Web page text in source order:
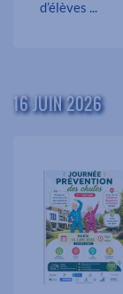
d’élèves ...
16 JUIN 2026